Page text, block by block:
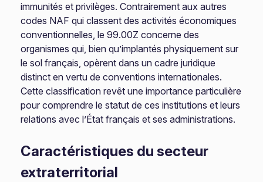
immunités et privilèges. Contrairement aux autres
codes NAF qui classent des activités économiques
conventionnelles, le 99.00Z concerne des
organismes qui, bien qu’implantés physiquement sur
le sol français, opèrent dans un cadre juridique
distinct en vertu de conventions internationales.
Cette classification revêt une importance particulière
pour comprendre le statut de ces institutions et leurs
relations avec l’État français et ses administrations.
Caractéristiques du secteur
extraterritorial